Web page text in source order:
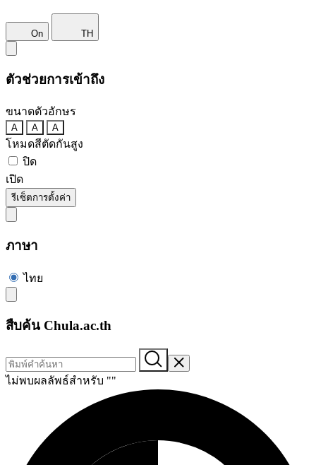
On TH
ตัวช่วยการเข้าถึง
ขนาดตัวอักษร
A A A
โหมดสีตัดกันสูง
ปิด
เปิด
รีเซ็ตการตั้งค่า
ภาษา
ไทย
สืบค้น Chula.ac.th
ไม่พบผลลัพธ์สำหรับ ""